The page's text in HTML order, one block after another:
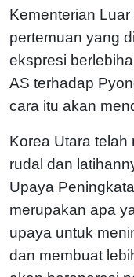
Kementerian
pertemuan yang
ekspresi
AS terhadap
cara itu akan
Korea Utara
rudal dan
Upaya
merupakan apa
upaya untuk
dan membuat